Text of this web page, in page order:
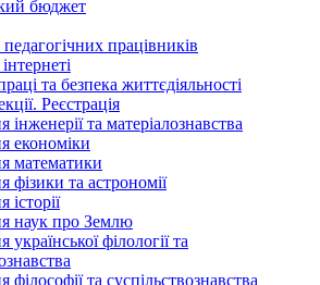
бюджет
педагогічних працівників
та безпека життєдіяльності
Реєстрація
інженерії та матеріалознавства
економіки
математики
фізики та астрономії
історії
наук про Землю
української філології та
філософії та суспільствознавства